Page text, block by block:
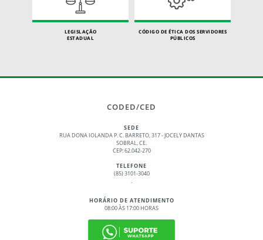
LEGISLAÇÃO
ESTADUAL
CÓDIGO DE ÉTICA DOS SERVIDORES
PÚBLICOS
CODED/CED
SEDE
RUA DONA IOLANDA P. C. BARRETO, 317 - JOCELY DANTAS
SOBRAL, CE.
CEP: 62.042-270
TELEFONE
(85) 3101-3040
.
HORÁRIO DE ATENDIMENTO
08:00 ÀS 17:00 HORAS